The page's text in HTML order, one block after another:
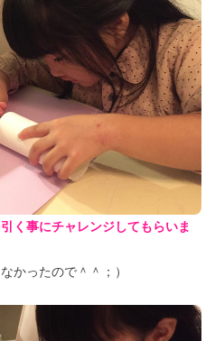
く事にチャレンジしてもらいま
かったので＾＾；）